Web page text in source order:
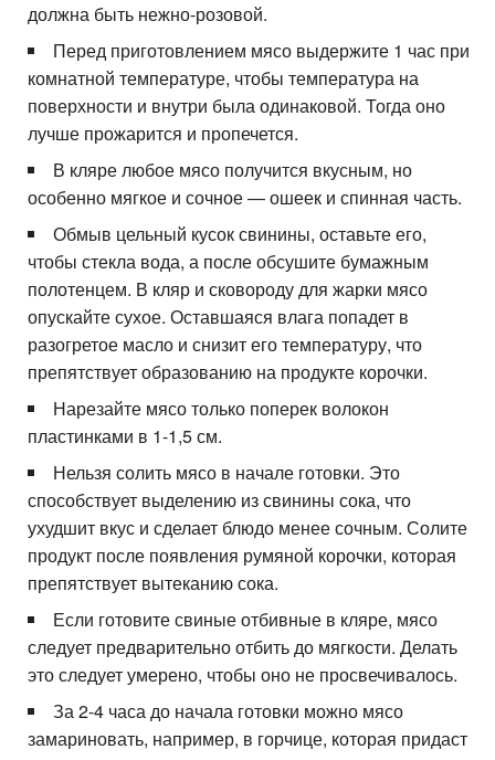
должна быть нежно-розовой.
Перед приготовлением мясо выдержите 1 час при
комнатной температуре, чтобы температура на
поверхности и внутри была одинаковой. Тогда оно
лучше прожарится и пропечется.
В кляре любое мясо получится вкусным, но
особенно мягкое и сочное — ошеек и спинная часть.
Обмыв цельный кусок свинины, оставьте его,
чтобы стекла вода, а после обсушите бумажным
полотенцем. В кляр и сковороду для жарки мясо
опускайте сухое. Оставшаяся влага попадет в
разогретое масло и снизит его температуру, что
препятствует образованию на продукте корочки.
Нарезайте мясо только поперек волокон
пластинками в 1-1,5 см.
Нельзя солить мясо в начале готовки. Это
способствует выделению из свинины сока, что
ухудшит вкус и сделает блюдо менее сочным. Солите
продукт после появления румяной корочки, которая
препятствует вытеканию сока.
Если готовите свиные отбивные в кляре, мясо
следует предварительно отбить до мягкости. Делать
это следует умерено, чтобы оно не просвечивалось.
За 2-4 часа до начала готовки можно мясо
замариновать, например, в горчице, которая придаст